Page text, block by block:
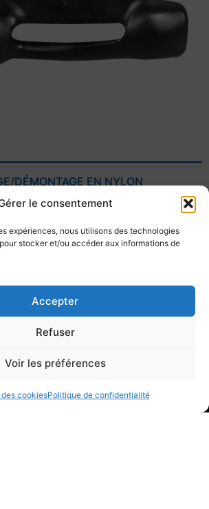
le consentement
expériences, nous utilisons des technologies
stocker et/ou accéder aux informations de
Accepter
Refuser
Voir les préférences
cookiesPolitique de confidentialité
DÉMONTAGE EN NYLON